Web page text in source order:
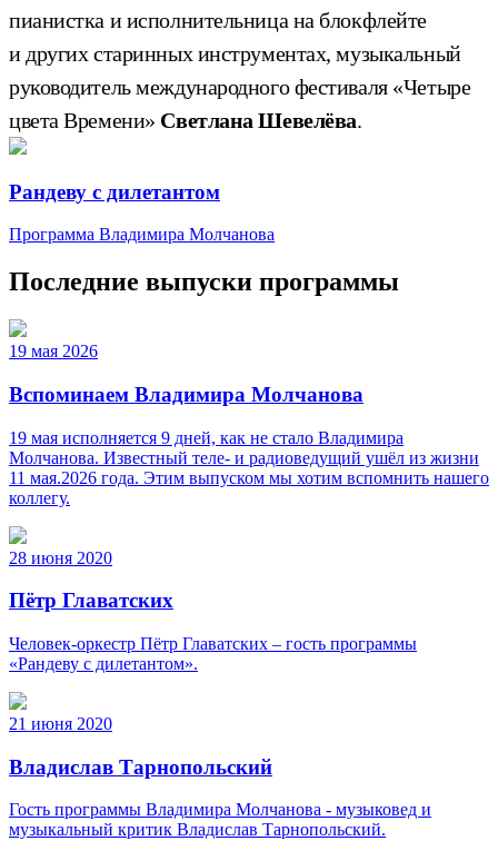
пианистка и исполнительница на блокфлейте
и других старинных инструментах, музыкальный
руководитель международного фестиваля «Четыре
цвета Времени» Светлана Шевелёва.
Рандеву с дилетантом
Программа Владимира Молчанова
Последние выпуски программы
19 мая 2026
Вспоминаем Владимира Молчанова
19 мая исполняется 9 дней, как не стало Владимира
Молчанова. Известный теле‑ и радиоведущий ушёл из жизни
11 мая.2026 года. Этим выпуском мы хотим вспомнить нашего
коллегу.
28 июня 2020
Пётр Главатских
Человек-оркестр Пётр Главатских – гость программы
«Рандеву с дилетантом».
21 июня 2020
Владислав Тарнопольский
Гость программы Владимира Молчанова - музыковед и
музыкальный критик Владислав Тарнопольский.